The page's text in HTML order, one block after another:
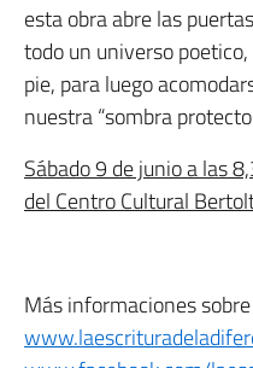
esta obra abre las
todo un universo
pie, para luego
nuestra “sombra
Sábado 9 de junio a las
del Centro Cultural
Más informaciones